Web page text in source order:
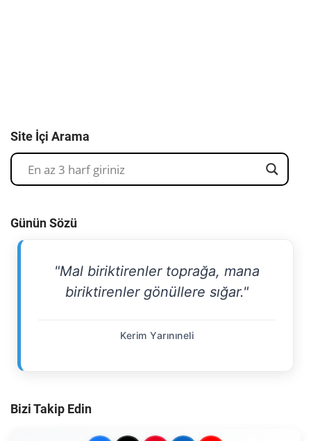
Site İçi Arama
Günün Sözü
"Mal biriktirenler toprağa, mana
biriktirenler gönüllere sığar."
Kerim Yarınıneli
Bizi Takip Edin